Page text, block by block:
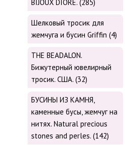
BIJOUX DIORE. (285)
Шелковый тросик для
жемчуга и бусин Griffin (4)
THE BEADALON.
Бижутерный ювелирный
тросик. США. (32)
БУСИНЫ ИЗ КАМНЯ,
каменные бусы, жемчуг на
нитях. Natural precious
stones and perles. (142)